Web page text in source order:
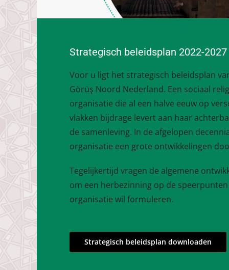
Strategisch beleidsplan 2022-2027
Voor u ligt het strategisch beleidsplan
Görüş Noord Nederland. Een sociaal
organisatie die al een halve eeuw op
vlakken bijdrage levert aan haar
de samenleving. In de afgelopen
organisatie een grote ontwikkelingen
Tegelijkertijd vragen de algemene
om een herbezinning op de
organisatie wil formuleren.
Strategisch beleidsplan downloaden